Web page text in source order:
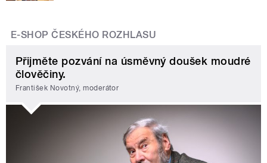
E-SHOP ČESKÉHO ROZHLASU
Přijměte pozvání na úsměvný doušek moudré
člověčiny.
František Novotný, moderátor